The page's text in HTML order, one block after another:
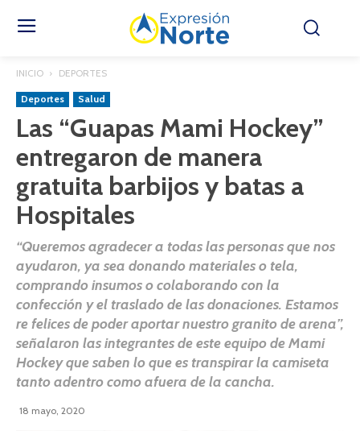
INICIO DEPORTES
Deportes Salud
Las “Guapas Mami Hockey”
entregaron de manera
gratuita barbijos y batas a
Hospitales
“Queremos agradecer a todas las personas que nos
ayudaron, ya sea donando materiales o tela,
comprando insumos o colaborando con la
confección y el traslado de las donaciones. Estamos
re felices de poder aportar nuestro granito de arena”,
señalaron las integrantes de este equipo de Mami
Hockey que saben lo que es transpirar la camiseta
tanto adentro como afuera de la cancha.
18 mayo, 2020